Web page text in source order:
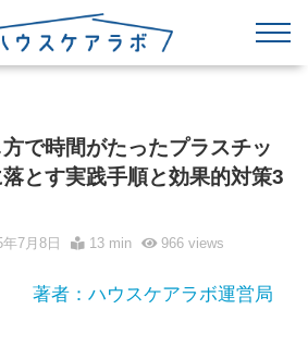
で時間がたったプラスチッ
とす実践手順と効果的対策3
7月8日 13 min 966views
著者：ハウスケアラボ運営局